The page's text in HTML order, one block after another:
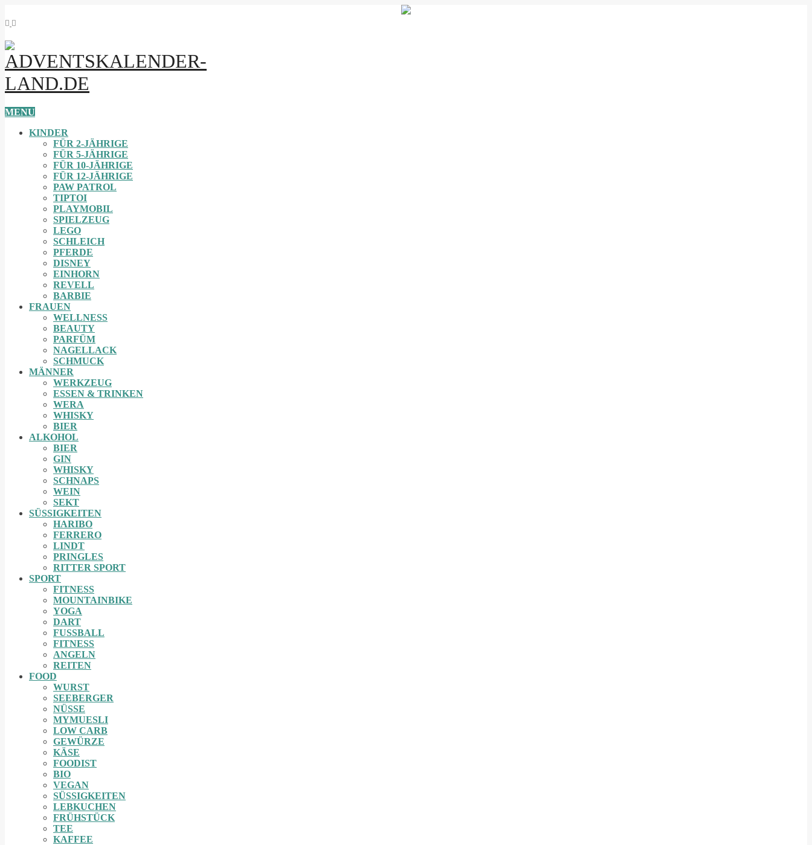
MENU
KINDER
FÜR 2-JÄHRIGE
FÜR 5-JÄHRIGE
FÜR 10-JÄHRIGE
FÜR 12-JÄHRIGE
PAW PATROL
TIPTOI
PLAYMOBIL
SPIELZEUG
LEGO
SCHLEICH
PFERDE
DISNEY
EINHORN
REVELL
BARBIE
FRAUEN
WELLNESS
BEAUTY
PARFÜM
NAGELLACK
SCHMUCK
MÄNNER
WERKZEUG
ESSEN & TRINKEN
WERA
WHISKY
BIER
ALKOHOL
BIER
GIN
WHISKY
SCHNAPS
WEIN
SEKT
SÜSSIGKEITEN
HARIBO
FERRERO
LINDT
PRINGLES
RITTER SPORT
SPORT
FITNESS
MOUNTAINBIKE
YOGA
DART
FUSSBALL
FITNESS
ANGELN
REITEN
FOOD
WURST
SEEBERGER
NÜSSE
MYMUESLI
LOW CARB
GEWÜRZE
KÄSE
FOODIST
BIO
VEGAN
SÜSSIGKEITEN
LEBKUCHEN
FRÜHSTÜCK
TEE
KAFFEE